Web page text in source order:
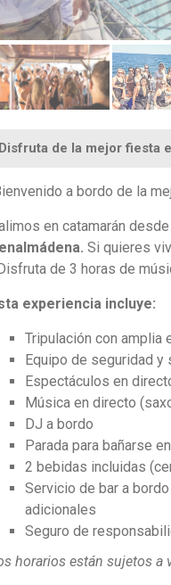
Disfruta de la mejor fiesta
a bordo de la
en catamarán
Si quieres
de 3 horas de
experiencia incluye:
Tripulación con amplia
Equipo de seguridad y
Espectáculos en
Música en directo
DJ a bordo
Parada para bañarse
2 bebidas incluidas
Servicio de bar a
adicionales
Seguro de
horarios están sujetos a